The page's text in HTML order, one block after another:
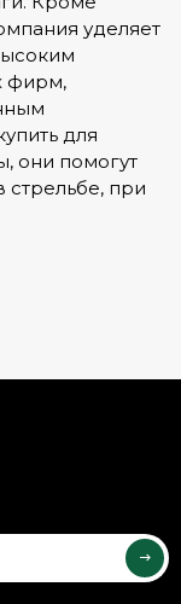
уделяет
фирм,
для
они помогут
стрельбе, при